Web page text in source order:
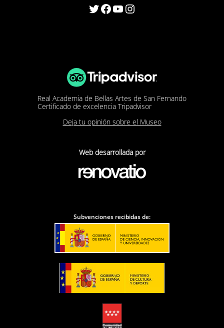
Twitter Facebook YouTube Instagram
Real Academia de Bellas Artes de San Fernando
Certificado de excelencia Tripadvisor
Deja tu opinión sobre el Museo
Web desarrollada por
Subvenciones recibidas de: